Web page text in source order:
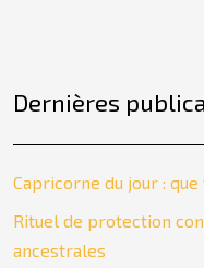
Dernières
Capricorne du jour :
Rituel de protection
ancestrales